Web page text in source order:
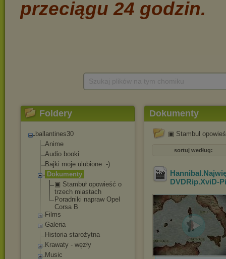
Foldery
ballantines30
Anime
Audio booki
Bajki moje ulubione .-)
Dokumenty
▣ Stambuł opowieść o
trzech miastach
Poradniki napraw Opel
Corsa B
Films
Galeria
Historia starożytna
Krawaty - węzły
Music
Dokumenty
▣ Stambuł
sortuj według:
DVDRip.XviD-